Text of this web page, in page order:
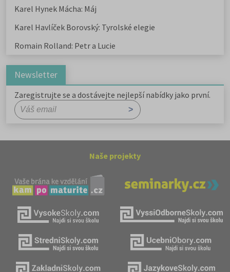
Karel Hynek Mácha: Máj
Karel Havlíček Borovský: Tyrolské elegie
Romain Rolland: Petr a Lucie
Newsletter
Zaregistrujte se a dostávejte nejlepší nabídky jako první.
Naše projekty